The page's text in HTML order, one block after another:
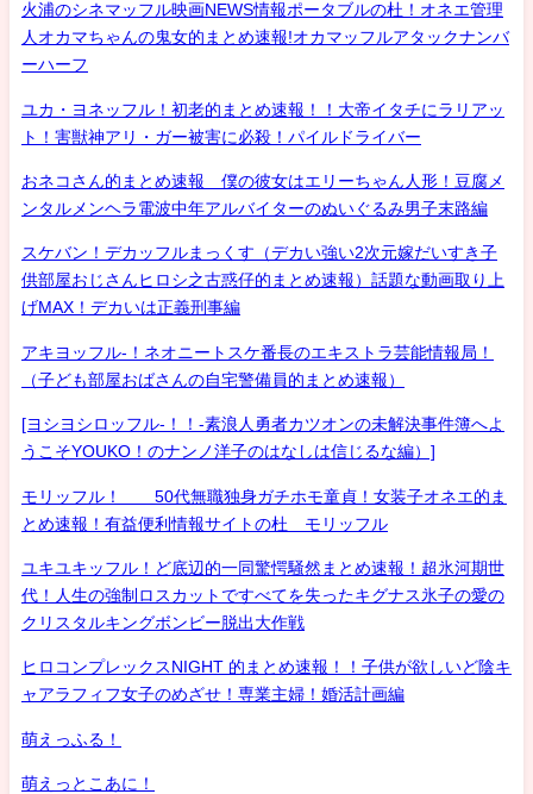
火浦のシネマッフル映画NEWS情報ポータブルの杜！オネエ管理
人オカマちゃんの鬼女的まとめ速報!オカマッフルアタックナンバ
ーハーフ
ユカ・ヨネッフル！初老的まとめ速報！！大帝イタチにラリアッ
ト！害獣神アリ・ガー被害に必殺！パイルドライバー
おネコさん的まとめ速報 僕の彼女はエリーちゃん人形！豆腐メ
ンタルメンヘラ電波中年アルバイターのぬいぐるみ男子末路編
スケバン！デカッフルまっくす（デカい強い2次元嫁だいすき子
供部屋おじさんヒロシ之古惑仔的まとめ速報）話題な動画取り上
げMAX！デカいは正義刑事編
アキヨッフル-！ネオニートスケ番長のエキストラ芸能情報局！
（子ども部屋おばさんの自宅警備員的まとめ速報）
[ヨシヨシロッフル-！！-素浪人勇者カツオンの未解決事件簿へよ
うこそYOUKO！のナンノ洋子のはなしは信じるな編）]
モリッフル！ 50代無職独身ガチホモ童貞！女装子オネエ的ま
とめ速報！有益便利情報サイトの杜 モリッフル
ユキユキッフル！ど底辺的一同驚愕騒然まとめ速報！超氷河期世
代！人生の強制ロスカットですべてを失ったキグナス氷子の愛の
クリスタルキングボンビー脱出大作戦
ヒロコンプレックスNIGHT 的まとめ速報！！子供が欲しいど陰キ
ャアラフィフ女子のめざせ！専業主婦！婚活計画編
萌えっふる！
萌えっとこあに！